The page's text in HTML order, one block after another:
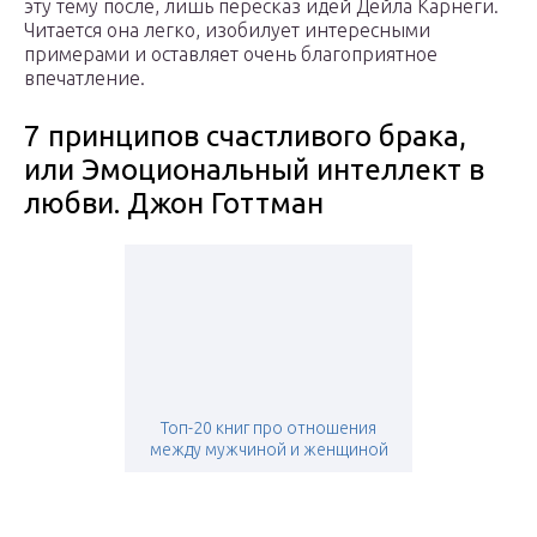
эту тему после, лишь пересказ идей Дейла Карнеги.
Читается она легко, изобилует интересными
примерами и оставляет очень благоприятное
впечатление.
7 принципов счастливого брака,
или Эмоциональный интеллект в
любви. Джон Готтман
Топ-20 книг про отношения
между мужчиной и женщиной